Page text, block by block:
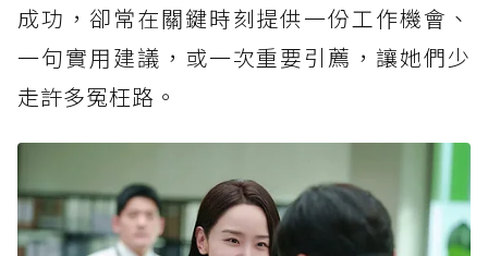
成功，卻常在關鍵時刻提供一份工作機會、
一句實用建議，或一次重要引薦，讓她們少
走許多冤枉路。